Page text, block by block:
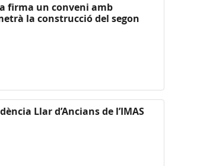
firma un conveni amb
la construcció del segon
Llar d’Ancians de l’IMAS